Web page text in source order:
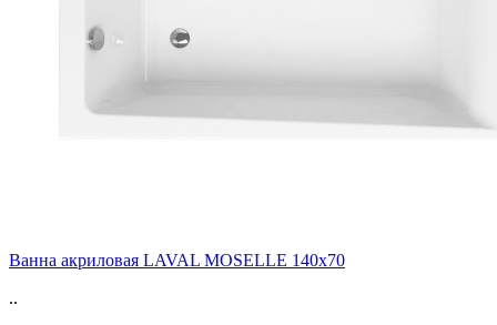
Ванна акриловая LAVAL MOSELLE 140x70
..